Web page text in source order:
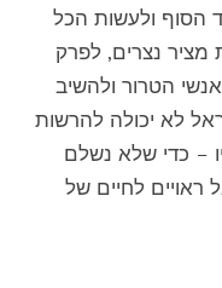
ולעשות הכל
נצרים, לפרק
הטרור ולהשיב
לא יכולה להרשות
– כדי שלא נשלם
ראויים לחיים של